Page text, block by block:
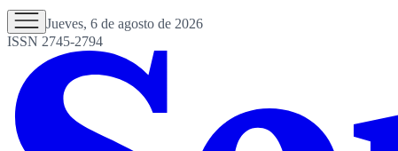
Jueves, 6 de agosto de 2026
ISSN 2745-2794